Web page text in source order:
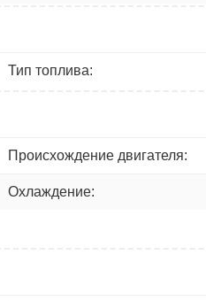
Тип топлива:
Происхождение двигателя:
Охлаждение: